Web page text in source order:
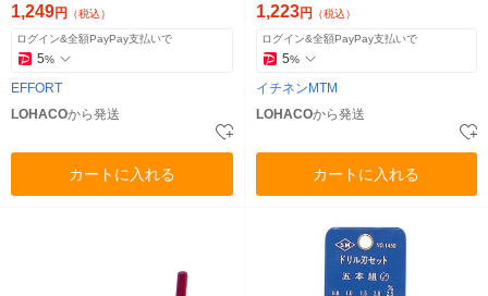
1,249円 （税込）
ログイン&全額PayPay支払いで
5%
EFFORT
LOHACOから発送
カートに入れる
1,223円 （税込）
ログイン&全額PayPay支払いで
5%
イチネンMTM
LOHACOから発送
カートに入れる